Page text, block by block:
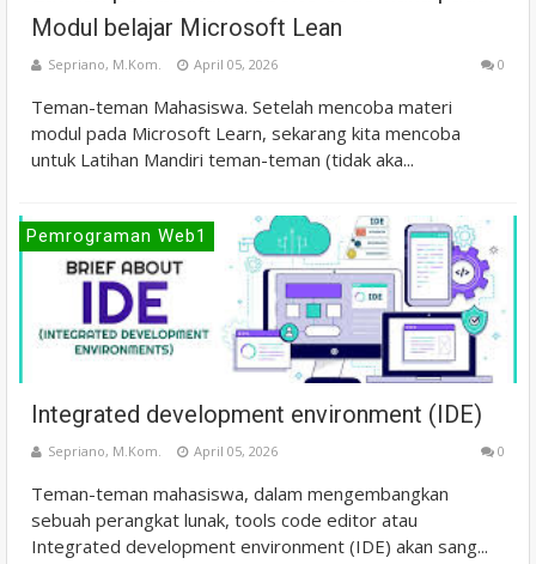
Modul belajar Microsoft Lean
Sepriano, M.Kom. April 05, 2026 0
Teman-teman Mahasiswa. Setelah mencoba materi
modul pada Microsoft Learn, sekarang kita mencoba
untuk Latihan Mandiri teman-teman (tidak aka...
Pemrograman Web1
Integrated development environment (IDE)
Sepriano, M.Kom. April 05, 2026 0
Teman-teman mahasiswa, dalam mengembangkan
sebuah perangkat lunak, tools code editor atau
Integrated development environment (IDE) akan sang...